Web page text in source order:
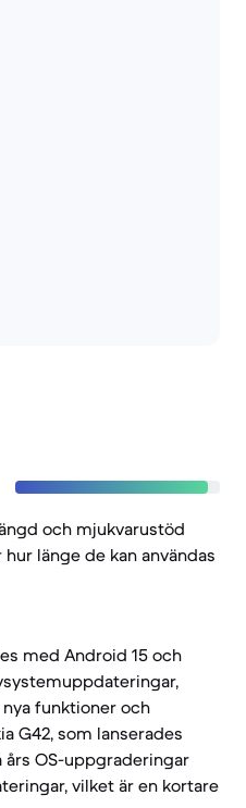
och mjukvarustöd
länge de kan användas
med Android 15 och
funktioner och
G42, som lanserades
års OS-uppgraderingar
vilket är en kortare